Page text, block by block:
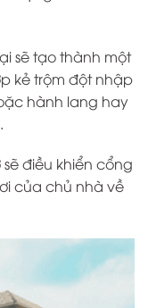
sẽ tạo thành một
kẻ trộm đột nhập
hành lang hay
điều khiển cổng
của chủ nhà về